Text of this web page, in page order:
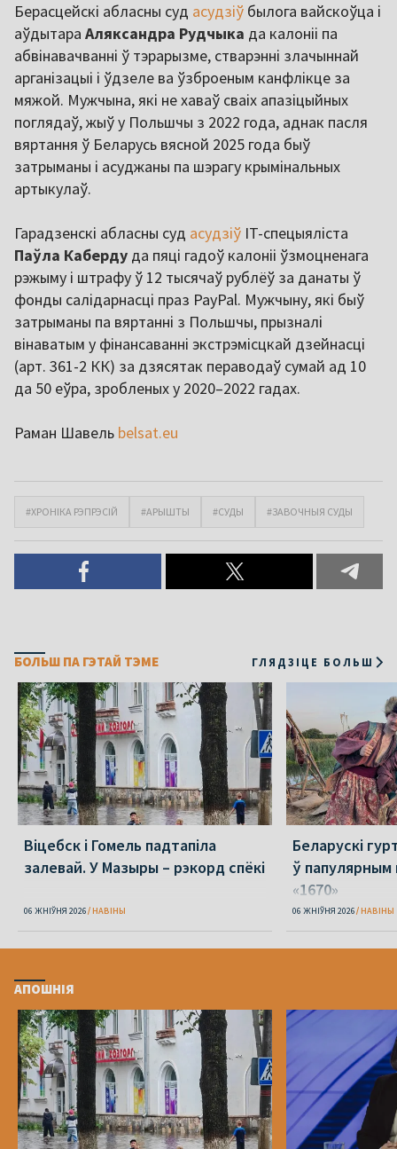
Берасцейскі абласны суд асудзіў былога вайскоўца і
аўдытара Аляксандра Рудчыка да калоніі па
абвінавачванні ў тэрарызме, стварэнні злачыннай
арганізацыі і ўдзеле ва ўзброеным канфлікце за
мяжой. Мужчына, які не хаваў сваіх апазіцыйных
поглядаў, жыў у Польшчы з 2022 года, аднак пасля
вяртання ў Беларусь вясной 2025 года быў
затрыманы і асуджаны па шэрагу крымінальных
артыкулаў.
Гарадзенскі абласны суд асудзіў IT-спецыяліста
Паўла Каберду да пяці гадоў калоніі ўзмоцненага
рэжыму і штрафу ў 12 тысячаў рублёў за данаты ў
фонды салідарнасці праз PayPal. Мужчыну, які быў
затрыманы па вяртанні з Польшчы, прызналі
вінаватым у фінансаванні экстрэмісцкай дзейнасці
(арт. 361-2 КК) за дзясятак пераводаў сумай ад 10
да 50 еўра, зробленых у 2020–2022 гадах.
Раман Шавель belsat.eu
#ХРОНІКА РЭПРЭСІЙ #АРЫШТЫ #СУДЫ #ЗАВОЧНЫЯ СУДЫ
БОЛЬШ ПА ГЭТАЙ ТЭМЕ ГЛЯДЗІЦЕ БОЛЬШ
Віцебск і Гомель падтапіла
залевай. У Мазыры – рэкорд спёкі
06 ЖНІЎНЯ 2026 НАВІНЫ
Беларускі
ў папулярным
«1670»
06 ЖНІЎНЯ 2026 НАВІНЫ
АПОШНІЯ